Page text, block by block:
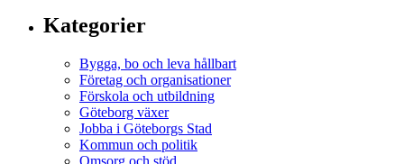
Kategorier
Bygga, bo och leva hållbart
Företag och organisationer
Förskola och utbildning
Göteborg växer
Jobba i Göteborgs Stad
Kommun och politik
Omsorg och stöd